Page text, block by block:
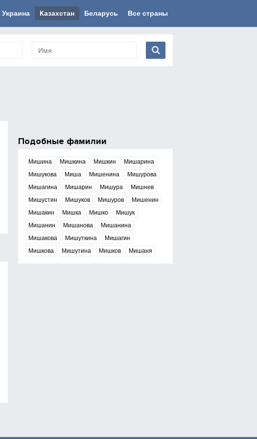
Украина Казахстан Беларусь Все страны
Подобные фамилии
Мишина Мишкина Мишкин
Мишарина
Мишукова
Миша Мишенина
Мишурова
Мишагина
Мишарин Мишура
Мишнев
Мишустин
Мишуков Мишуров
Мишенин
Мишакин
Мишка Мишко
Мишук
Мишанин
Мишанова
Мишанина
Мишакова
Мишуткина
Мишагин
Мишкова
Мишутина Мишков Мишаня